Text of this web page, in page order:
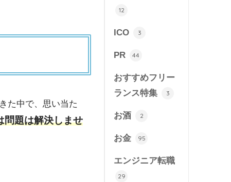
た中で、思い当た
問題は解決しませ
12
ICO 3
PR 44
おすすめフリー
ランス特集
3
お酒 2
お金 95
エンジニア転職
29